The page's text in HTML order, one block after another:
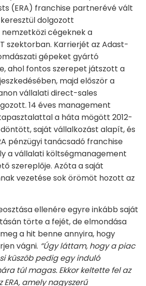
(ERA) franchise partnerévé vált
dolgozott
cégeknek a
szektorban. Karrierjét az Adast-
gépeket gyártó
ahol fontos szerepet játszott a
majd először a
vállalati direct-sales
14 éves management
a háta mögött 2012-
saját vállalkozást alapít, és
pénzügyi tanácsadó franchise
a vállalati költségmanagement
szereplője. Azóta a saját
vezetése sok örömöt hozott az
ellenére egyre inkább saját
törte a fejét, de elmondása
a hit benne annyira, hogy
vágni. “Úgy láttam, hogy a piac
küszöb pedig egy induló
túl magas. Ekkor keltette fel az
amely nagyszerű